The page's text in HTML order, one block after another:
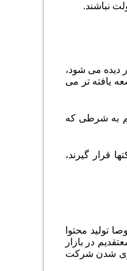
نباشند.
دیده می شود،
یافته تر می
به شرطی که
قرار گیرند،
تولید محتوا
در بازار
شدن شرکت